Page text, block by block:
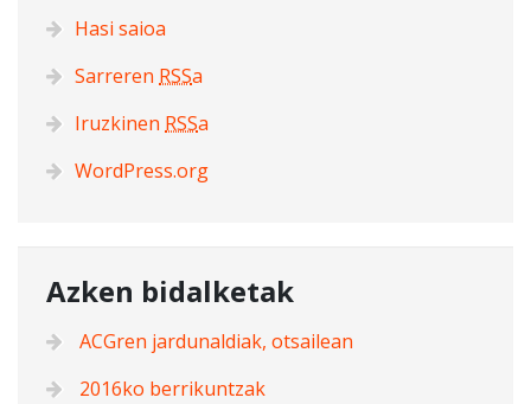
Hasi saioa
Sarreren RSSa
Iruzkinen RSSa
WordPress.org
Azken bidalketak
ACGren jardunaldiak, otsailean
2016ko berrikuntzak